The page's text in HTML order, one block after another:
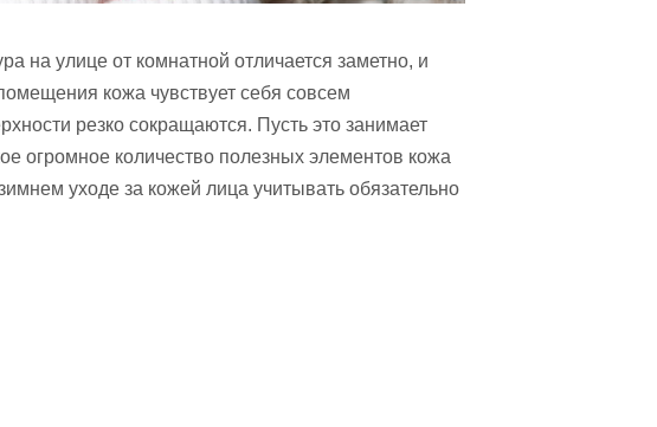
на улице от комнатной отличается заметно, и
кожа чувствует себя совсем
резко сокращаются. Пусть это занимает
огромное количество полезных элементов кожа
уходе за кожей лица учитывать обязательно